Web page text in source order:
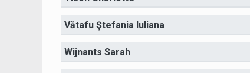
Vătafu Ştefania Iuliana
Wijnants Sarah